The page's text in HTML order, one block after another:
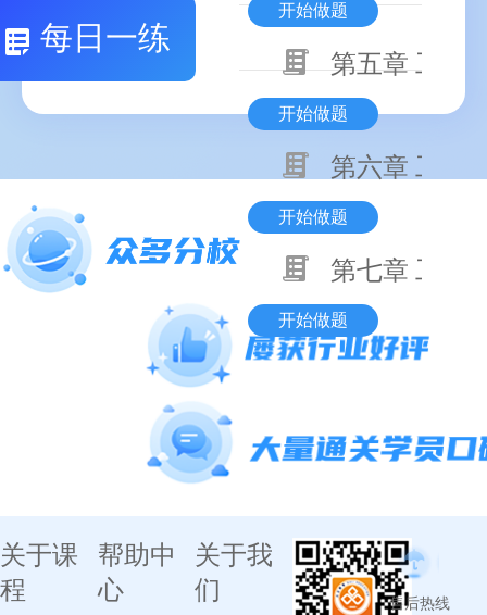
每日一练
开始做题
第五章 工程
开始做题
第六章 工程
开始做题
第七章 工程
开始做题
关于课
程
帮助中
心
关于我
们
售后热线